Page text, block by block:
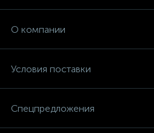
О компании
Условия поставки
Спецпредложения